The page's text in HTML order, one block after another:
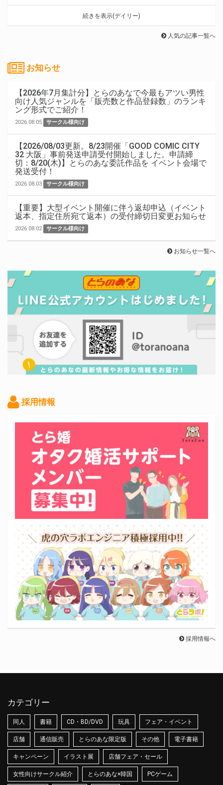
続きを表示(デイリー)
人気の記事一覧へ
お知らせ
【2026年7月集計分】とらのあなで今最もアツい男性
向け人気ジャンルを「販売数と作品登録数」のランキ
ング形式でご紹介！
2026.08.05 サークル様向け
【2026/08/03更新。8/23開催「GOOD COMIC CITY
32 大阪」事前発送申請受付開始しました。申請締
切：8/20(木)】とらのあな委託作品を イベント会場で
発送受付！
2026.08.03 サークル様向け
【重要】大型イベント開催に伴う返却申込（イベント
返本、指定住所宛て返本）の受付締切日変更お知らせ
2026.08.02 サークル様向け
お知らせ一覧へ
採用情報
採用情報へ
カテゴリー
同人 書籍 CD・BD/DVD 玩具 フェア・イベント
店舗 通信販売 とらのあな限定版 その他 電子書籍
キャンペーン イラスト展 店舗フェア・セール
女性向けサークル紹介 とらのあな×韓国 PCゲーム